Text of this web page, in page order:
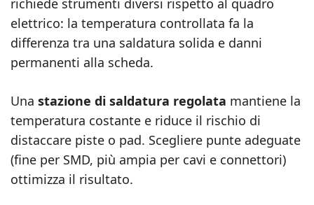
richiede strumenti diversi rispetto al quadro
elettrico: la temperatura controllata fa la
differenza tra una saldatura solida e danni
permanenti alla scheda.
Una stazione di saldatura regolata mantiene la
temperatura costante e riduce il rischio di
distaccare piste o pad. Scegliere punte adeguate
(fine per SMD, più ampia per cavi e connettori)
ottimizza il risultato.